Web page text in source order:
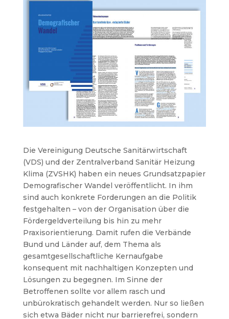
Die Vereinigung Deutsche Sanitärwirtschaft
(VDS) und der Zentralverband Sanitär Heizung
Klima (ZVSHK) haben ein neues Grundsatzpapier
Demografischer Wandel veröffentlicht. In ihm
sind auch konkrete Forderungen an die Politik
festgehalten – von der Organisation über die
Fördergeldverteilung bis hin zu mehr
Praxisorientierung. Damit rufen die Verbände
Bund und Länder auf, dem Thema als
gesamtgesellschaftliche Kernaufgabe
konsequent mit nachhaltigen Konzepten und
Lösungen zu begegnen. Im Sinne der
Betroffenen sollte vor allem rasch und
unbürokratisch gehandelt werden. Nur so ließen
sich etwa Bäder nicht nur barrierefrei, sondern